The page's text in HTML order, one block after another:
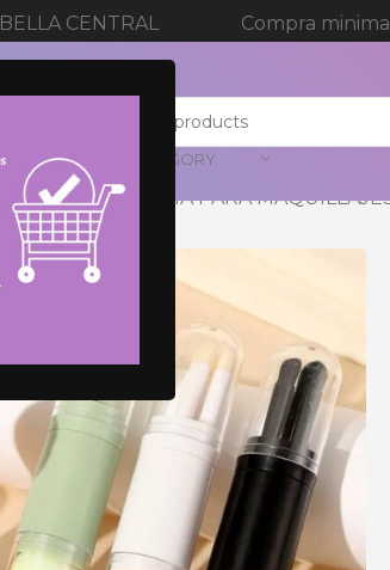
Compra minima $180.000
SELECT CATEGORY
SET BROCHA PARA